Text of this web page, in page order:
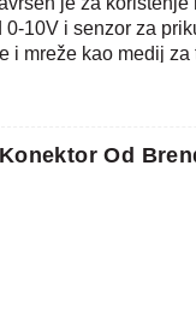
10V i senzor za
i mreže kao medij
OpcionoOd